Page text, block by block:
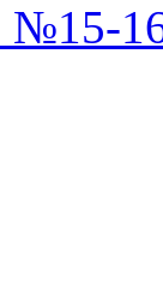
№15-